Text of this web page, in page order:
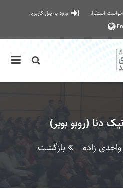
استقرار
ورود به پنل کاربری
En
دنا (روبو بویر)
زاده بازگشت